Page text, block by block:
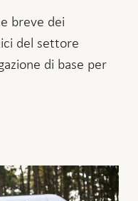
breve dei
del settore
di base per